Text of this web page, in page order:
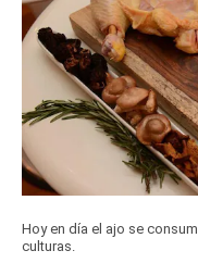
Hoy en día el ajo se
culturas.